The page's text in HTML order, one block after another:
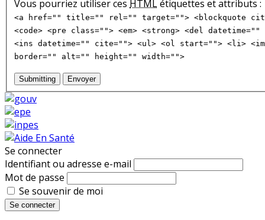
Vous pourriez utiliser ces HTMLétiquettes et attributs :
<a href="" title="" rel="" target=""> <blockquote
<code> <pre class=""> <em> <strong> <del
<ins datetime="" cite=""> <ul> <ol start=""> <li>
border="" alt="" height="" width="">
Submitting Envoyer
Se connecter
Identifiant ou adresse e-mail
Mot de passe
Se souvenir de moi
Se connecter